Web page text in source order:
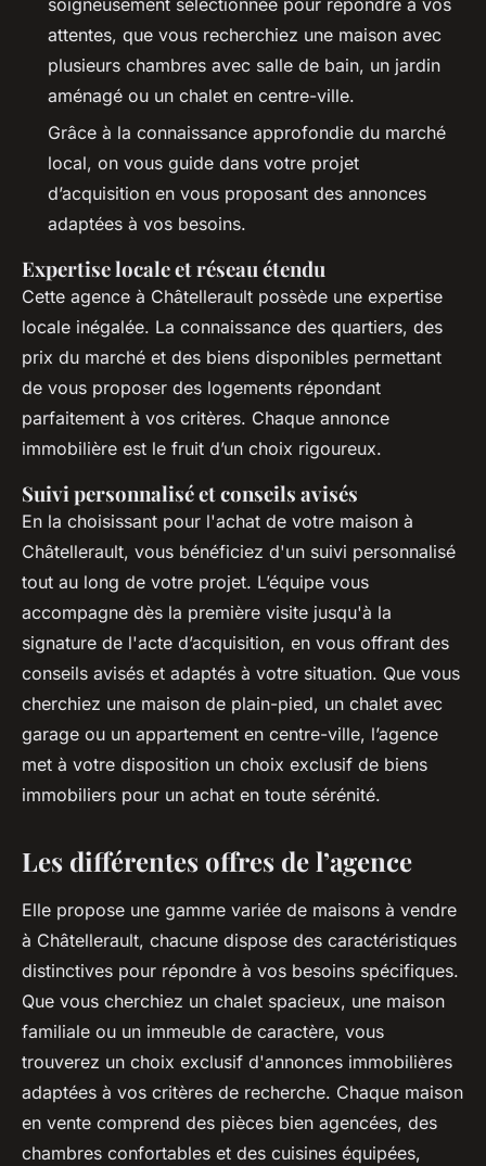
attentes, que vous recherchiez une maison avec
plusieurs chambres avec salle de bain, un jardin
aménagé ou un chalet en centre-ville.
Grâce à la connaissance approfondie du marché
local, on vous guide dans votre projet
d’acquisition en vous proposant des annonces
adaptées à vos besoins.
Expertise locale et réseau étendu
Cette agence à Châtellerault possède une expertise
locale inégalée. La connaissance des quartiers, des
prix du marché et des biens disponibles permettant
de vous proposer des logements répondant
parfaitement à vos critères. Chaque annonce
immobilière est le fruit d’un choix rigoureux.
Suivi personnalisé et conseils avisés
En la choisissant pour l'achat de votre maison à
Châtellerault, vous bénéficiez d'un suivi personnalisé
tout au long de votre projet. L’équipe vous
accompagne dès la première visite jusqu'à la
signature de l'acte d’acquisition, en vous offrant des
conseils avisés et adaptés à votre situation. Que vous
cherchiez une maison de plain-pied, un chalet avec
garage ou un appartement en centre-ville, l’agence
met à votre disposition un choix exclusif de biens
immobiliers pour un achat en toute sérénité.
Les différentes offres de l’agence
Elle propose une gamme variée de maisons à vendre
à Châtellerault, chacune dispose des caractéristiques
distinctives pour répondre à vos besoins spécifiques.
Que vous cherchiez un chalet spacieux, une maison
familiale ou un immeuble de caractère, vous
trouverez un choix exclusif d'annonces immobilières
adaptées à vos critères de recherche. Chaque maison
en vente comprend des pièces bien agencées, des
chambres confortables et des cuisines équipées,